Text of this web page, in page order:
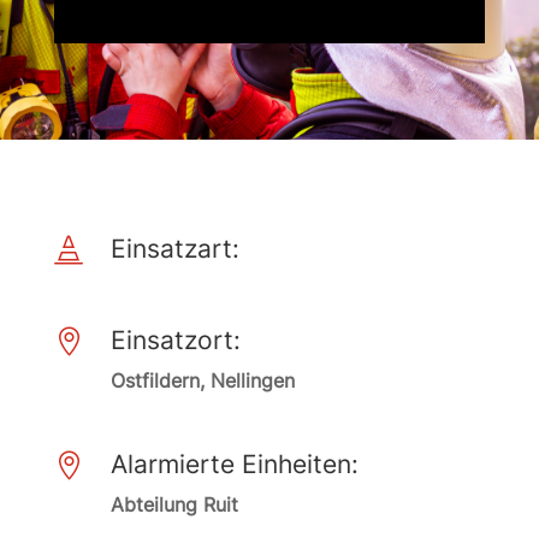
 Einsatzart:
 Einsatzort:
Ostfildern, Nellingen
 Alarmierte Einheiten:
Abteilung Ruit